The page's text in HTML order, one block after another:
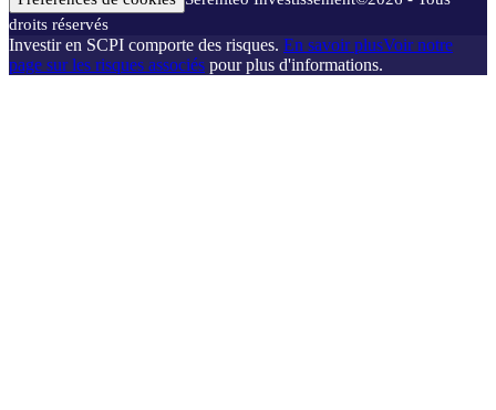
droits réservés
Investir en SCPI comporte des risques. En savoir plusVoir notre
page sur les risques associés pour plus d'informations.